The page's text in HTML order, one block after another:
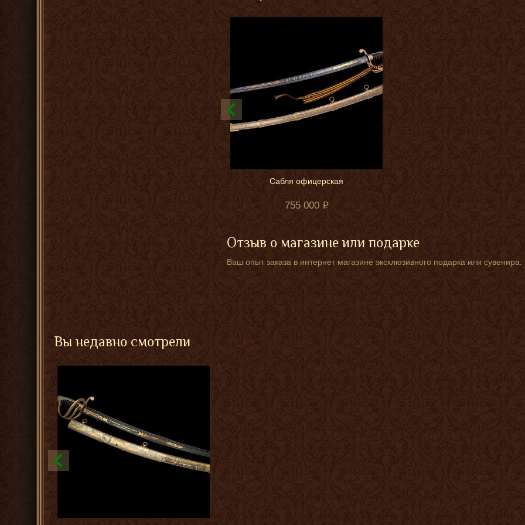
Сабля офицерская
755 000
Отзыв о магазине или подарке
Ваш опыт заказа в интернет магазине эксклюзивного подарка или сувенира.
Вы недавно смотрели